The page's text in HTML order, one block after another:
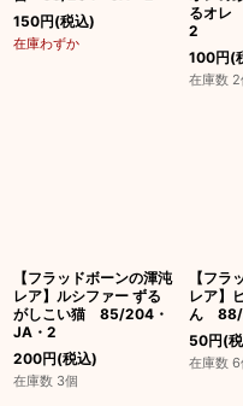
150円(税込)
在庫わずか
るオレ
2
100円(
在庫数 2
【フラッドボーンの渾沌
レア】ルシファー ずる
がしこい猫 85/204・
JA・2
200円(税込)
在庫数 3個
【フラ
レア】
ん 88/
50円(
在庫数 6